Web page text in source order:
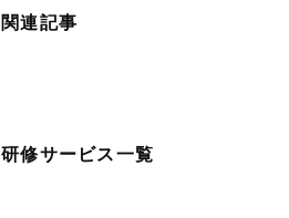
関連記事
研修サービス一覧